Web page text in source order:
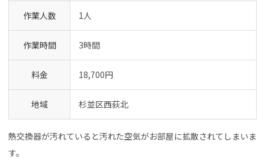
作業人数 1人
作業時間 3時間
料金 18,700円
地域 杉並区西荻北
熱交換器が汚れていると汚れた空気がお部屋に拡散されてしまいま
す。